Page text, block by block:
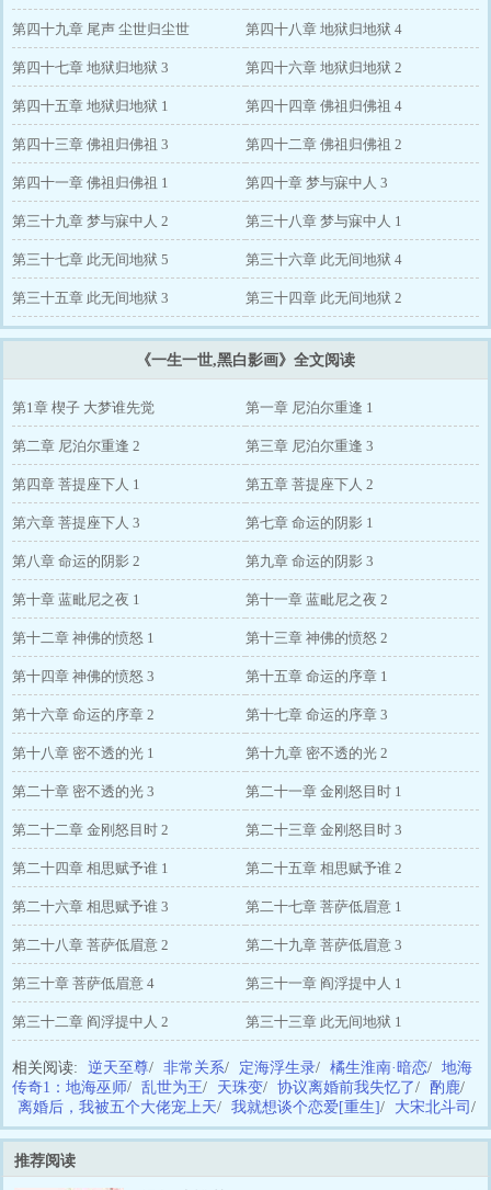
第四十九章 尾声 尘世归尘世 第四十八章 地狱归地狱 4
第四十七章 地狱归地狱 3 第四十六章 地狱归地狱 2
第四十五章 地狱归地狱 1 第四十四章 佛祖归佛祖 4
第四十三章 佛祖归佛祖 3 第四十二章 佛祖归佛祖 2
第四十一章 佛祖归佛祖 1 第四十章 梦与寐中人 3
第三十九章 梦与寐中人 2 第三十八章 梦与寐中人 1
第三十七章 此无间地狱 5 第三十六章 此无间地狱 4
第三十五章 此无间地狱 3 第三十四章 此无间地狱 2
《一生一世,黑白影画》全文阅读
第1章 楔子 大梦谁先觉 第一章 尼泊尔重逢 1
第二章 尼泊尔重逢 2 第三章 尼泊尔重逢 3
第四章 菩提座下人 1 第五章 菩提座下人 2
第六章 菩提座下人 3 第七章 命运的阴影 1
第八章 命运的阴影 2 第九章 命运的阴影 3
第十章 蓝毗尼之夜 1 第十一章 蓝毗尼之夜 2
第十二章 神佛的愤怒 1 第十三章 神佛的愤怒 2
第十四章 神佛的愤怒 3 第十五章 命运的序章 1
第十六章 命运的序章 2 第十七章 命运的序章 3
第十八章 密不透的光 1 第十九章 密不透的光 2
第二十章 密不透的光 3 第二十一章 金刚怒目时 1
第二十二章 金刚怒目时 2 第二十三章 金刚怒目时 3
第二十四章 相思赋予谁 1 第二十五章 相思赋予谁 2
第二十六章 相思赋予谁 3 第二十七章 菩萨低眉意 1
第二十八章 菩萨低眉意 2 第二十九章 菩萨低眉意 3
第三十章 菩萨低眉意 4 第三十一章 阎浮提中人 1
第三十二章 阎浮提中人 2 第三十三章 此无间地狱 1
相关阅读: 逆天至尊/ 非常关系/ 定海浮生录/ 橘生淮南·暗恋/ 地海
传奇1：地海巫师/ 乱世为王/ 天珠变/ 协议离婚前我失忆了/ 酌鹿/
离婚后，我被五个大佬宠上天/ 我就想谈个恋爱[重生]/ 大宋北斗司 /
推荐阅读